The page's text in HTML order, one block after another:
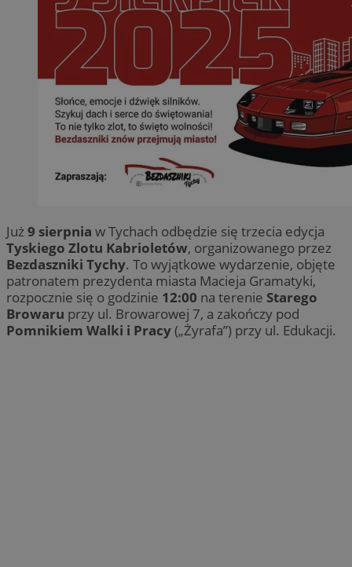
Już9 sierpnia w Tychach odbędzie się trzecia edycja
Tyskiego Zlotu Kabrioletów, organizowanego przez
Bezdaszniki Tychy. To wyjątkowe wydarzenie, objęte
patronatem prezydenta miasta Macieja Gramatyki,
rozpocznie się o godzinie 12:00 na terenie Starego
Browaru przy ul. Browarowej 7, a zakończy pod
Pomnikiem Walki i Pracy(„Żyrafa”) przy ul. Edukacji.